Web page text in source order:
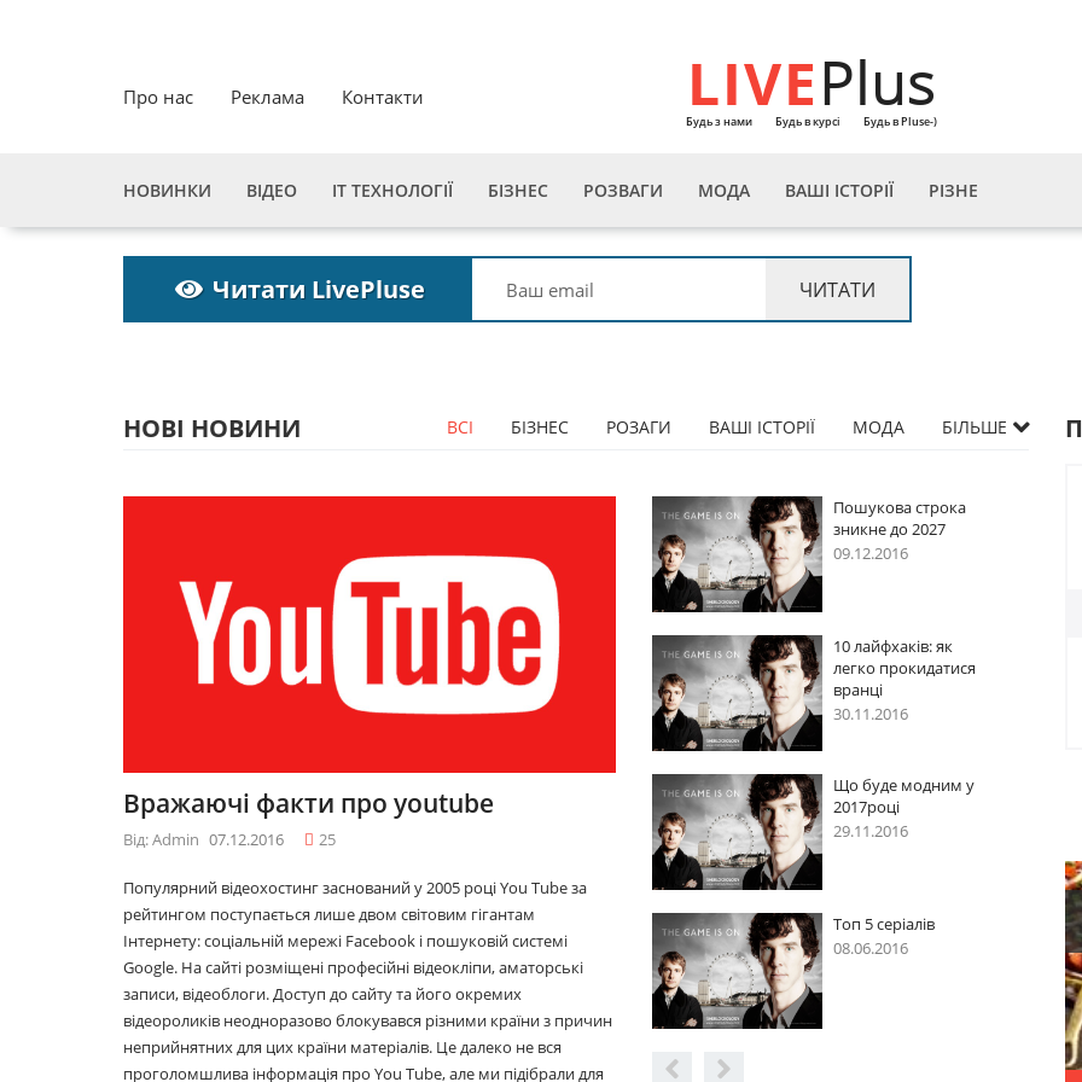
Про нас Реклама Контакти LIVEPlus
Будь з нами Будь в курсі Будь в Pluse-)
НОВИНКИ ВІДЕО ІТ ТЕХНОЛОГІЇ БІЗНЕС РОЗВАГИ МОДА ВАШІ ІСТОРІЇ РІЗНЕ
Читати LivePluse
НОВІ НОВИНИ ВСІ БІЗНЕС РОЗАГИ ВАШІ ІСТОРІЇ МОДА БІЛЬШЕ
Вражаючі факти про youtube
Від: Admin 07.12.2016 25
Популярний відеохостинг заснований у 2005 році You Tube за
рейтингом поступається лише двом світовим гігантам
Інтернету: соціальній мережі Facebook і пошуковій системі
Google. На сайті розміщені професійні відеокліпи, аматорські
записи, відеоблоги. Доступ до сайту та його окремих
відеороликів неодноразово блокувався різними країни з причин
неприйнятних для цих країни матеріалів. Це далеко не вся
проголомшлива інформація про You Tube, але ми підібрали для
2017році
29.11.2016
Топ 5 серіалів
08.06.2016
09.12.2016
10 лайфхаків: як
легко прокидатися
вранці
30.11.2016
2017році
Топ 5 серіалів
08.06.2016
Пошукова строка
зникне до 2027
09.12.2016
10 лайфхаків: як
легко прокидатися
вранці
30.11.2016
Що буде модним у
2017році
29.11.2016
Топ 5 серіалів
08.06.2016